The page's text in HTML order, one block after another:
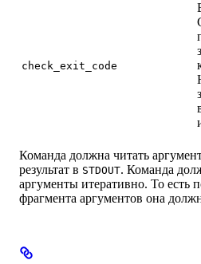
check_exit_code
Команда должна читать
результат в STDOUT. Команда
аргументы итеративно. То есть
фрагмента аргументов она